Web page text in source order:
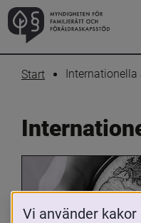
Start Internationella
Vi använder kakor